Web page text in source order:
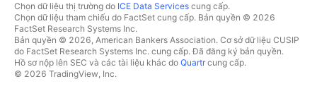
Chọn dữ liệu thị trường do ICE Data Services cung cấp.
Chọn dữ liệu tham chiếu do FactSet cung cấp. Bản quyền © 2026
FactSet Research Systems Inc.
Bản quyền © 2026, American Bankers Association. Cơ sở dữ liệu CUSIP
do FactSet Research Systems Inc. cung cấp. Đã đăng ký bản quyền.
Hồ sơ nộp lên SEC và các tài liệu khác do Quartrcung cấp.
© 2026 TradingView, Inc.